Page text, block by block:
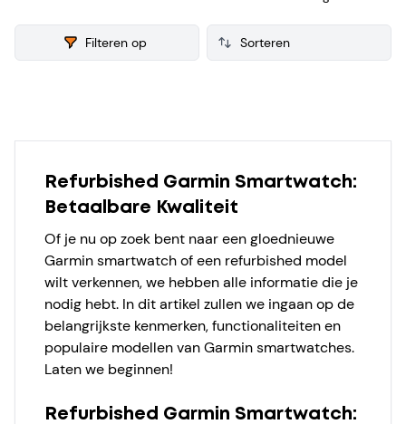
refurbished Garmin Smartwatch verzamelen we ook
consumenten reviews, zodat je een weloverwogen keuze
Filteren op
Refurbished Garmin Smartwatch:
Betaalbare Kwaliteit
Of je nu op zoek bent naar een gloednieuwe
Garmin smartwatch of een refurbished model
wilt verkennen, we hebben alle informatie die je
nodig hebt. In dit artikel zullen we ingaan op de
belangrijkste kenmerken, functionaliteiten en
populaire modellen van Garmin smartwatches.
Laten we beginnen!
Refurbished Garmin Smartwatch: